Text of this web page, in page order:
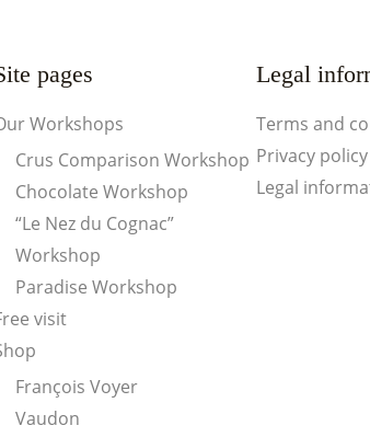
pages
Workshops
Crus Comparison Workshop
Chocolate Workshop
“Le Nez du Cognac”
Workshop
Paradise Workshop
visit
François Voyer
Vaudon
Legal
Terms and
Privacy policy
Legal